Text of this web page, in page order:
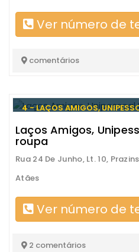
Ver número de
comentários
4 - LAÇOS AMIGOS,
Laços Amigos,
roupa
Rua 24 De Junho, Lt. 10,
Atães
Ver número de
2 comentários